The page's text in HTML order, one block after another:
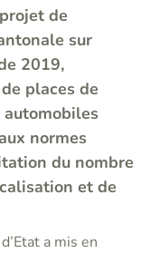
de
sur
2019,
places de
normes
du nombre
et de
a mis en